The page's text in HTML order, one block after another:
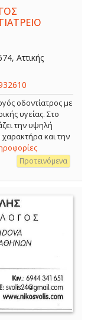
Αττικής
οδοντίατρος με
υγείας. Στο
την υψηλή
και την
Προτεινόμενα